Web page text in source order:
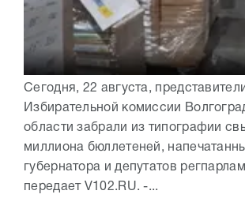
Сегодня, 22 августа, представители
Избирательной комиссии
области забрали из типографии
миллиона бюллетеней,
губернатора и депутатов
передает V102.RU. -...